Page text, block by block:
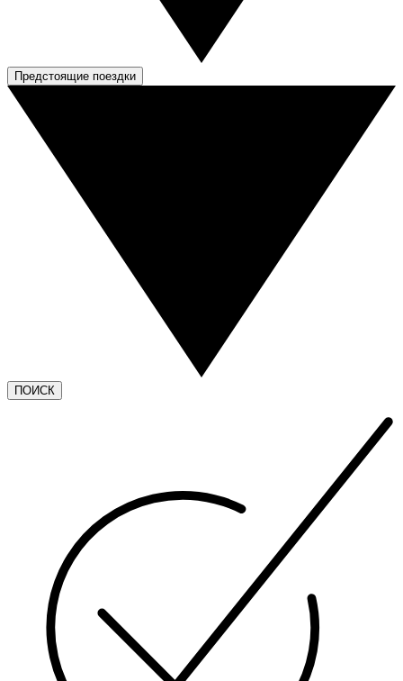
Предстоящие поездки
ПОИСК